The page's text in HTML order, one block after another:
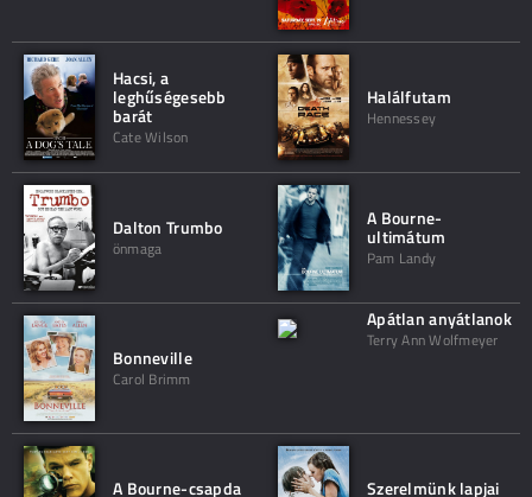
Hacsi, a
leghűségesebb
barát
Cate Wilson
Halálfutam
Hennessey
Dalton Trumbo
önmaga
A Bourne-
ultimátum
Pam Landy
Bonneville
Carol Brimm
Apátlan anyátlanok
Terry Ann Wolfmeyer
A Bourne-csapda Szerelmünk lapjai